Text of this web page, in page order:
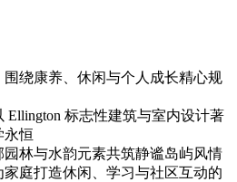
围绕康养、休闲与个人成长精心规
Ellington 标志性建筑与室内设计著
永恒
林与水韵元素共筑静谧岛屿风情
庭打造休闲、学习与社区互动的